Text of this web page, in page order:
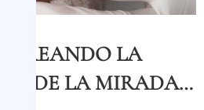
CREANDO LA
DE LA MIRADA…